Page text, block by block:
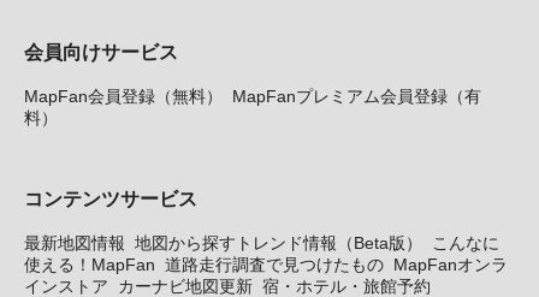
会員向けサービス
MapFan会員登録（無料）
MapFanプレミアム会員登録（有
料）
コンテンツサービス
最新地図情報 地図から探すトレンド情報（Beta版）
こんなに
使える！MapFan 道路走行調査で見つけたもの MapFanオンラ
インストア
カーナビ地図更新 宿・ホテル・旅館予約